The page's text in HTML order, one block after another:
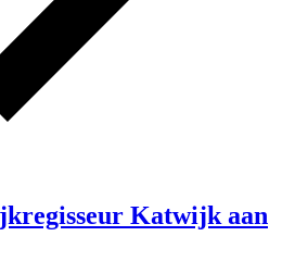
Katwijk aan